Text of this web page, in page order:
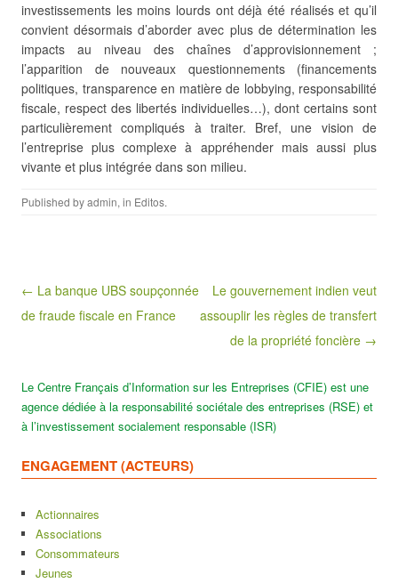
investissements les moins lourds ont déjà été réalisés et qu’il
convient désormais d’aborder avec plus de détermination les
impacts au niveau des chaînes d’approvisionnement ;
l’apparition de nouveaux questionnements (financements
politiques, transparence en matière de lobbying, responsabilité
fiscale, respect des libertés individuelles…), dont certains sont
particulièrement compliqués à traiter. Bref, une vision de
l’entreprise plus complexe à appréhender mais aussi plus
vivante et plus intégrée dans son milieu.
Published byadmin, in Editos.
Post navigation
← La banque UBS soupçonnée
de fraude fiscale en France
Le gouvernement indien veut
assouplir les règles de transfert
de la propriété foncière →
Le Centre Français d’Information sur les Entreprises (CFIE) est une
agence dédiée à la responsabilité sociétale des entreprises (RSE) et
à l’investissement socialement responsable (ISR)
ENGAGEMENT (ACTEURS)
Actionnaires
Associations
Consommateurs
Jeunes